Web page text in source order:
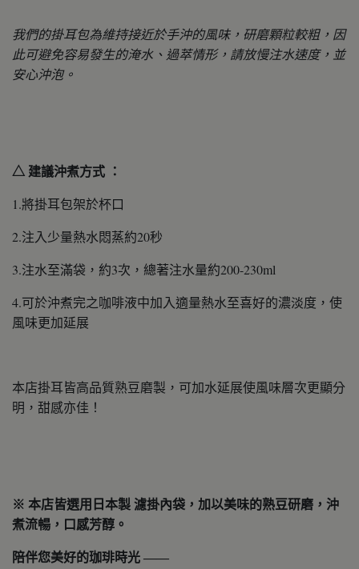
我們的掛耳包為維持接近於手沖的風味，研磨顆粒較粗，因
此可避免容易發生的淹水、過萃情形，請放慢注水速度，並
安心沖泡。
△ 建議沖煮方式 ：
1.將掛耳包架於杯口
2.注入少量熱水悶蒸約20秒
3.注水至滿袋，約3次，總著注水量約200-230ml
4.可於沖煮完之咖啡液中加入適量熱水至喜好的濃淡度，使
風味更加延展
本店掛耳皆高品質熟豆磨製，可加水延展使風味層次更顯分
明，甜感亦佳！
※ 本店皆選用日本製 濾掛內袋，加以美味的熟豆研磨，沖
煮流暢，口感芳醇。
陪伴您美好的珈琲時光 ——